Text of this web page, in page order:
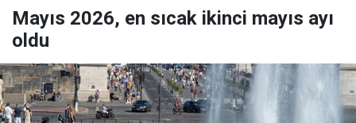
Mayıs 2026, en sıcak ikinci mayıs ayı
oldu